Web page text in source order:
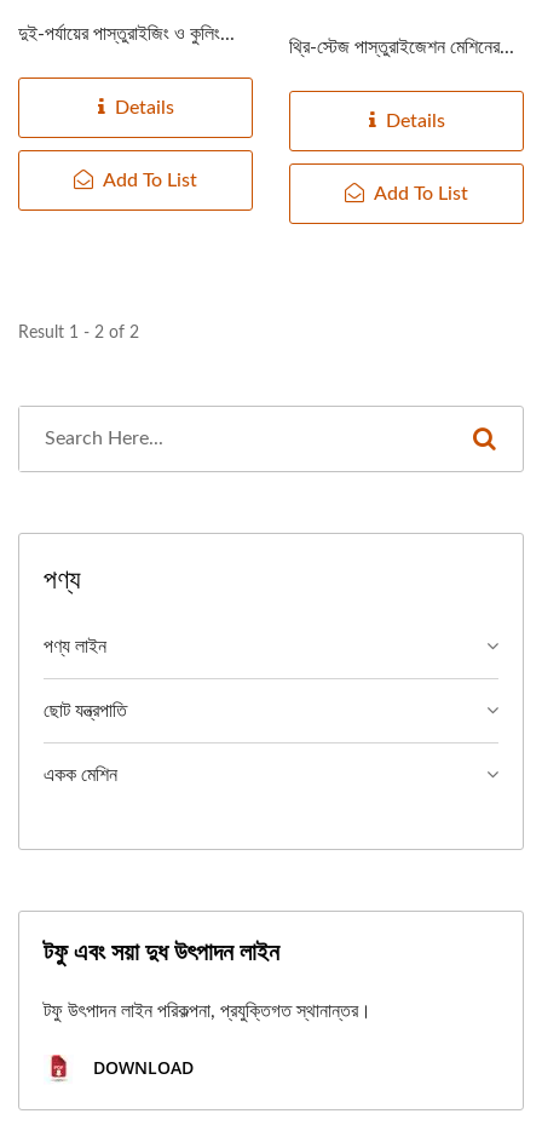
দুই-পর্যায়ের পাস্তুরাইজিং ও কুলিং...
Details
Add To List
থ্রি-স্টেজ পাস্তুরাইজেশন মেশিনের...
Details
Add To List
Result 1 - 2 of 2
পণ্য
পণ্য লাইন
ছোট যন্ত্রপাতি
একক মেশিন
টফু এবং সয়া দুধ উৎপাদন লাইন
টফু উৎপাদন লাইন পরিকল্পনা, প্রযুক্তিগত স্থানান্তর।
DOWNLOAD